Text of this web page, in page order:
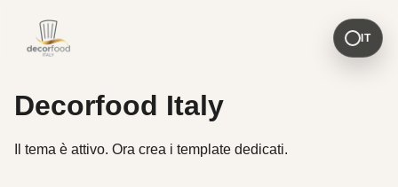
IT
Decorfood Italy
Il tema è attivo. Ora crea i template dedicati.